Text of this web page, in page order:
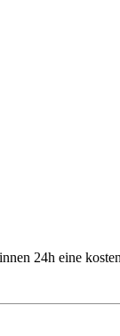
24h eine